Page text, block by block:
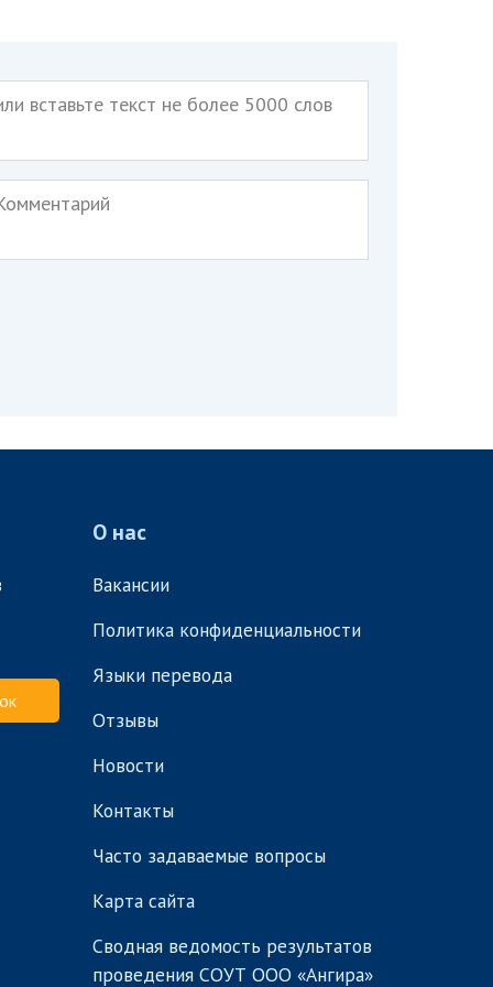
О нас
Вакансии
Политика конфиденциальности
Языки перевода
Отзывы
Новости
Контакты
Часто задаваемые вопросы
Карта сайта
Сводная ведомость результатов
проведения СОУТ ООО «Ангира»